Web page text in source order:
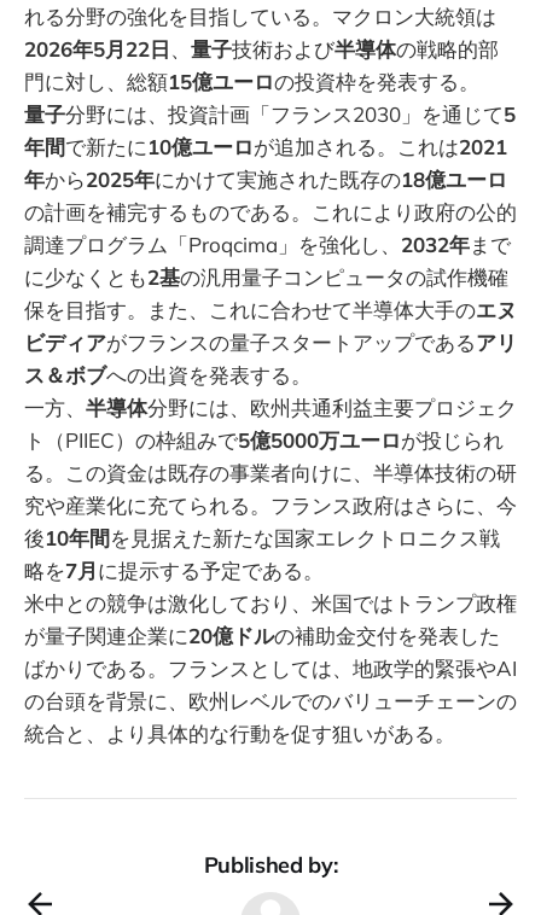
れる分野の強化を目指している。マクロン大統領は
2026年5月22日、 量子技術および半導体の戦略的部
門に対し、総額15億ユーロの投資枠を発表する。
量子分野には、投資計画「フランス2030」を通じて5
年間で新たに10億ユーロが追加される。これは2021
年から2025年にかけて実施された既存の18億ユーロ
の計画を補完するものである。これにより政府の公的
調達プログラム「Proqcima」を強化し、 2032年まで
に少なくとも2基の汎用量子コンピュータの試作機確
保を目指す。また、これに合わせて半導体大手のエヌ
ビディアがフランスの量子スタートアップであるアリ
ス＆ボブへの出資を発表する。
一方、 半導体分野には、欧州共通利益主要プロジェク
ト（PIIEC）の枠組みで5億5000万ユーロが投じられ
る。この資金は既存の事業者向けに、半導体技術の研
究や産業化に充てられる。フランス政府はさらに、今
後10年間を見据えた新たな国家エレクトロニクス戦
略を7月に提示する予定である。
米中との競争は激化しており、米国ではトランプ政権
が量子関連企業に20億ドルの補助金交付を発表した
ばかりである。フランスとしては、地政学的緊張やAI
の台頭を背景に、欧州レベルでのバリューチェーンの
統合と、より具体的な行動を促す狙いがある。
Published by: